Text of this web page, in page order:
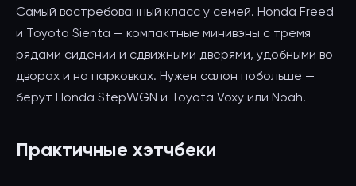
Самый востребованный класс у семей. Honda Freed
и Toyota Sienta — компактные минивэны с тремя
рядами сидений и сдвижными дверями, удобными во
дворах и на парковках. Нужен салон побольше —
берут Honda StepWGN и Toyota Voxy или Noah.
Практичные хэтчбеки